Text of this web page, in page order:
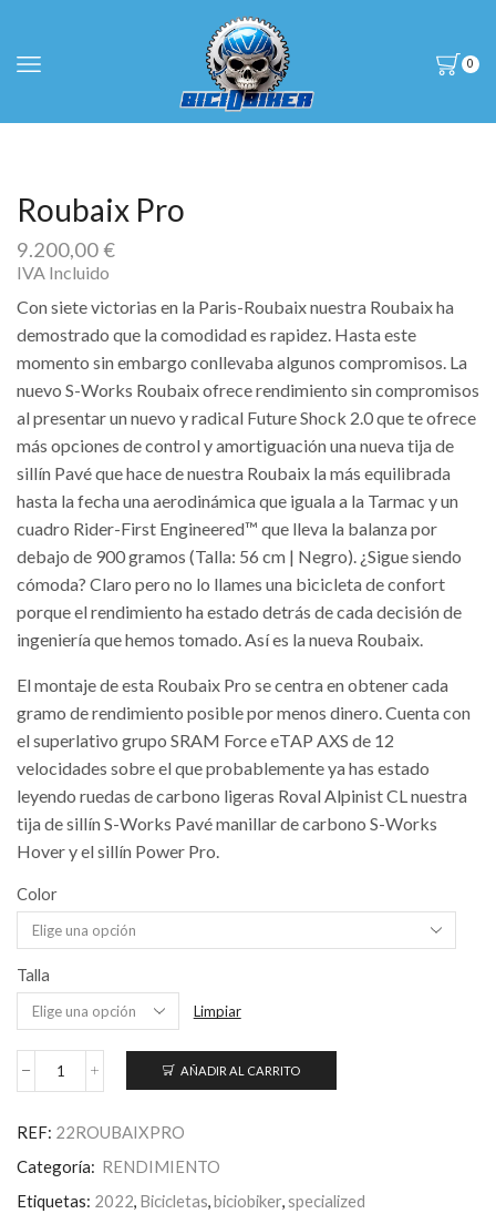
0
Roubaix Pro
9.200,00€
IVA Incluido
Con siete victorias en la Paris-Roubaix nuestra Roubaix ha
demostrado que la comodidad es rapidez. Hasta este
momento sin embargo conllevaba algunos compromisos. La
nuevo S-Works Roubaix ofrece rendimiento sin compromisos
al presentar un nuevo y radical Future Shock 2.0 que te ofrece
más opciones de control y amortiguación una nueva tija de
sillín Pavé que hace de nuestra Roubaix la más equilibrada
hasta la fecha una aerodinámica que iguala a la Tarmac y un
cuadro Rider-First Engineered™ que lleva la balanza por
debajo de 900 gramos (Talla: 56 cm | Negro). ¿Sigue siendo
cómoda? Claro pero no lo llames una bicicleta de confort
porque el rendimiento ha estado detrás de cada decisión de
ingeniería que hemos tomado. Así es la nueva Roubaix.
El montaje de esta Roubaix Pro se centra en obtener cada
gramo de rendimiento posible por menos dinero. Cuenta con
el superlativo grupo SRAM Force eTAP AXS de 12
velocidades sobre el que probablemente ya has estado
leyendo ruedas de carbono ligeras Roval Alpinist CL nuestra
tija de sillín S-Works Pavé manillar de carbono S-Works
Hover y el sillín Power Pro.
Color
Talla
Limpiar
Roubaix
AÑADIR AL CARRITO
REF: 22ROUBAIXPRO
Categoría: RENDIMIENTO
Etiquetas: 2022, Bicicletas,biciobiker,specialized